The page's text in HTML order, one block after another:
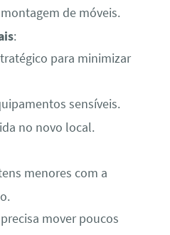
de móveis.
:
para minimizar
sensíveis.
no novo local.
menores com a
mover poucos